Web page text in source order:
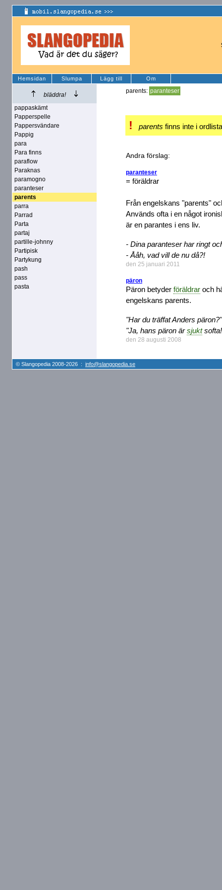
Hemsidan Slumpa Lägg till Om
bläddra!
pappaskämt
Papperspelle
Pappersvändare
Pappig
para
Para finns
paraflow
Paraknas
paramogno
paranteser
parents
parra
Parrad
Parta
partaj
partille-johnny
Partipisk
Partykung
pash
pass
pasta
parents: paranteser
! parents finns inte i
Andra förslag:
paranteser
= föräldrar
Från engelskans "parents"
Används ofta i en något
är en parantes i ens liv.
- Dina paranteser har ringt
- Ååh, vad vill de nu då?!
den 25 januari 2011
päron
Päron betyder föräldrar och
engelskans parents.
"Har du träffat Anders päron?"
"Ja, hans päron ärsjukt
den 28 augusti 2008
© Slangopedia 2008-2026 : info@slangopedia.se